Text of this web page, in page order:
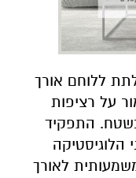
בשבילי. הייתי
שאני רוצה
שיש".